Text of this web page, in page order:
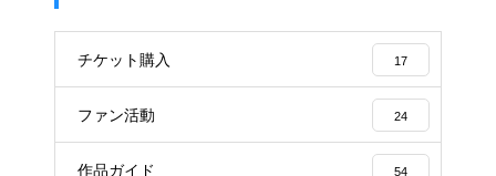
チケット購入 17
ファン活動 24
作品ガイド 54